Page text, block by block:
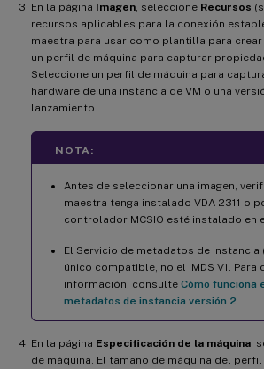
En la página Imagen , seleccione Recursos
recursos aplicables para la conexión
maestra para usar como plantilla para crear
un perfil de máquina para capturar
Seleccione un perfil de máquina para
hardware de una instancia de VM o una
lanzamiento.
NOTA:
Antes de seleccionar una imagen,
maestra tenga instalado VDA 2311 o
controlador MCSIO esté instalado en
El Servicio de metadatos de instancia
único compatible, no el IMDS V1. Para
información, consulte Cómo funciona
metadatos de instancia versión 2
En la página Especificación de la máquina ,
de máquina. El tamaño de máquina del perfil